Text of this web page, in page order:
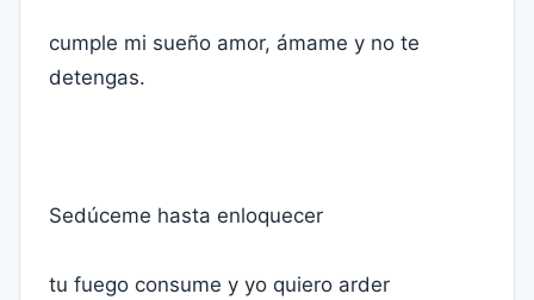
cumple mi sueño amor, ámame y no te
detengas.
Sedúceme hasta enloquecer
tu fuego consume y yo quiero arder